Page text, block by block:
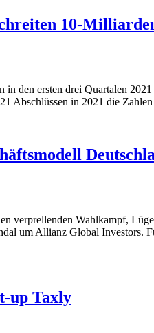
10-
den ersten drei Quartalen
Abschlüssen in 2021 die
verprellenden Wahlkampf,
um Allianz Global Investors.
up Taxly